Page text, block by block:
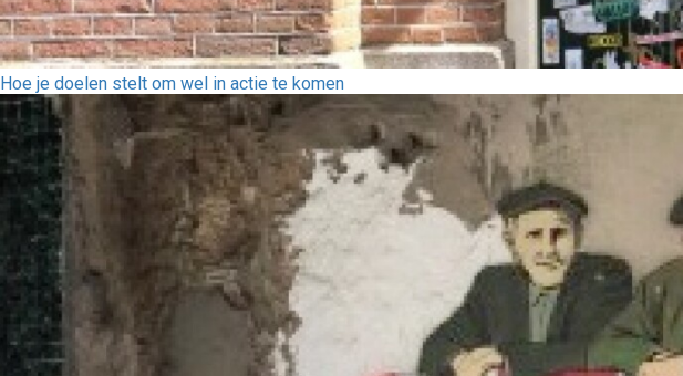
Hoe je doelen stelt om wel in actie te komen